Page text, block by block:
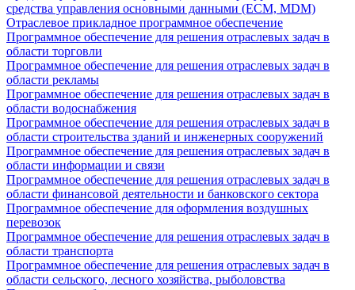
средства управления основными данными (ECM, MDM)
Отраслевое прикладное программное обеспечение
Программное обеспечение для решения отраслевых задач в
области торговли
Программное обеспечение для решения отраслевых задач в
области рекламы
Программное обеспечение для решения отраслевых задач в
области водоснабжения
Программное обеспечение для решения отраслевых задач в
области строительства зданий и инженерных сооружений
Программное обеспечение для решения отраслевых задач в
области информации и связи
Программное обеспечение для решения отраслевых задач в
области финансовой деятельности и банковского сектора
Программное обеспечение для оформления воздушных
перевозок
Программное обеспечение для решения отраслевых задач в
области транспорта
Программное обеспечение для решения отраслевых задач в
области сельского, лесного хозяйства, рыболовства